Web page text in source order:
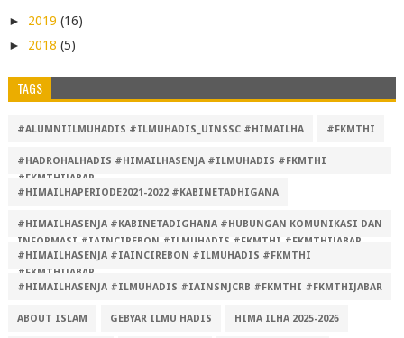
► 2019 (16)
► 2018 (5)
TAGS
#ALUMNIILMUHADIS #ILMUHADIS_UINSSC #HIMAILHA #FKMTHI
#HADROHALHADIS #HIMAILHASENJA #ILMUHADIS #FKMTHI
#FKMTHIJABAR
#HIMAILHAPERIODE2021-2022 #KABINETADHIGANA
#HIMAILHASENJA #KABINETADIGHANA #HUBUNGAN KOMUNIKASI DAN
INFORMASI #IAINCIREBON #ILMUHADIS #FKMTHI #FKMTHIJABAR
#HIMAILHASENJA #IAINCIREBON #ILMUHADIS #FKMTHI
#FKMTHIJABAR
#HIMAILHASENJA #ILMUHADIS #IAINSNJCRB #FKMTHI #FKMTHIJABAR
ABOUT ISLAM GEBYAR ILMU HADIS HIMA ILHA 2025-2026